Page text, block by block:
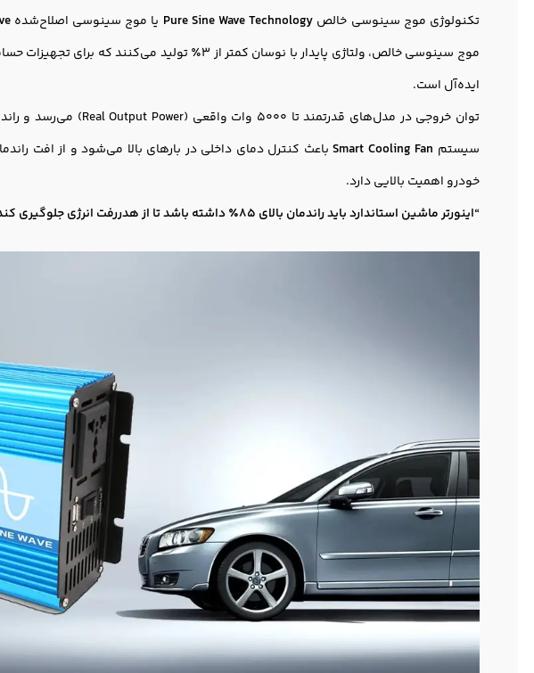
تکنولوژی موج سینوسی خالص Pure Sine Wave Technology یا موج سینوسی اصلاح‌شده
موج سینوسی خالص، ولتاژی پایدار با نوسان کمتر از 3٪
ایده‌آل است.
سیستم Smart Cooling Fanباعث کنترل دمای داخلی در بارهای بالا می‌شود و از افت
خودرو اهمیت بالایی دارد.
“اینورتر ماشین استاندارد باید راندمان بالای 85٪ داشته باشد تا از هدررفت انرژی جلوگیری کند.”